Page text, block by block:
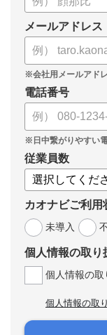
メールアドレス
電話番号
従業員数
カオナビご利用
未導入
個人情報の取り
個人情報の取
個人情報の取